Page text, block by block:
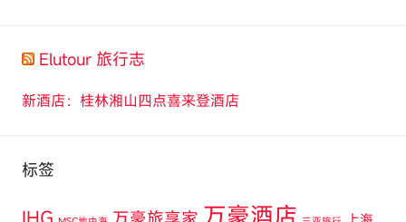
Elutour 旅行志
新酒店：桂林湘山四点喜来登酒店
标签
万豪酒店